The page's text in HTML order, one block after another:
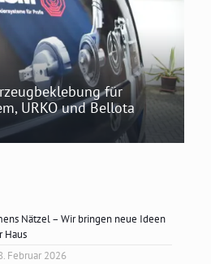
für
URKO und Bellota
Nätzel – Wir bringen neue Ideen
Haus
Februar 2026